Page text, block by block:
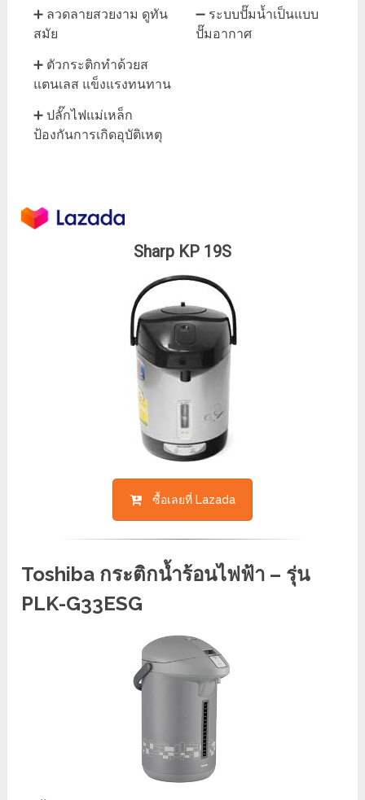
➕ ลวดลายสวยงาม ดูทัน
สมัย
➖ ระบบปั๊มน้ำเป็นแบบ
ปั๊มอากาศ
➕ ตัวกระติกทำด้วยส
แตนเลส แข็งแรงทนทาน
➕ ปลั๊กไฟแม่เหล็ก
ป้องกันการเกิดอุบัติเหตุ
Sharp KP 19S
ซื้อเลยที่ Lazada
Toshiba กระติกน้ำร้อนไฟฟ้า – รุ่น
PLK-G33ESG